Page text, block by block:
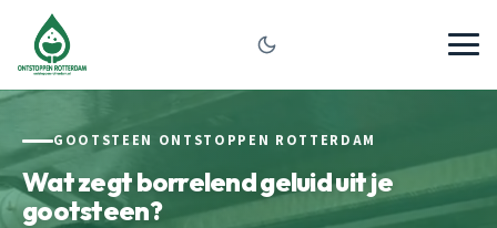
GOOTSTEEN ONTSTOPPEN ROTTERDAM
Wat zegt borrelend geluid uit je
gootsteen?